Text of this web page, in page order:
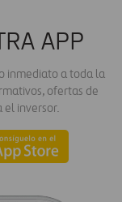
APP
inmediato a toda la
ofertas de
el inversor.